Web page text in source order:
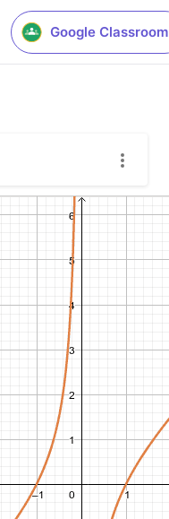
Google Classroom